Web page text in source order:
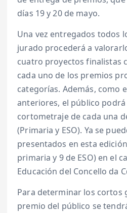
días 19 y 20 de mayo.
Una vez entregados todos
jurado procederá a
cuatro proyectos finalistas
cada uno de los premios
categorías. Además, como
anteriores, el público
cortometraje de cada una
(Primaria y ESO). Ya se
presentados en esta
primaria y 9 de ESO) en el
Educación del Concello da
Para determinar los cortos
premio del público se